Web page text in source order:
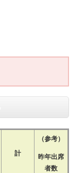
計
（参考）
昨年出席
者数